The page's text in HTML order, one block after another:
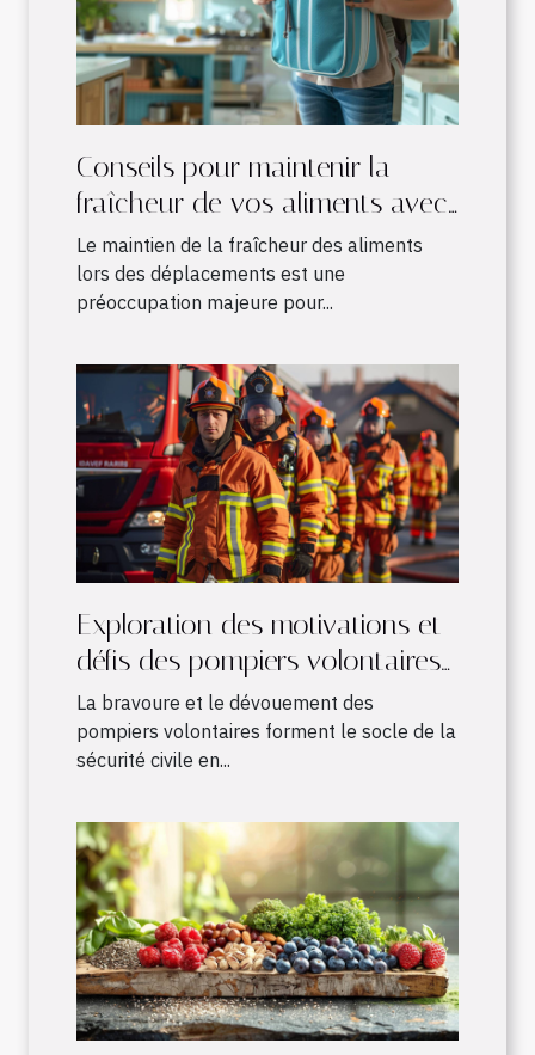
Conseils pour maintenir la
fraîcheur de vos aliments avec
un sac à dos isotherme
Le maintien de la fraîcheur des aliments
lors des déplacements est une
préoccupation majeure pour...
Exploration des motivations et
défis des pompiers volontaires
en France
La bravoure et le dévouement des
pompiers volontaires forment le socle de la
sécurité civile en...